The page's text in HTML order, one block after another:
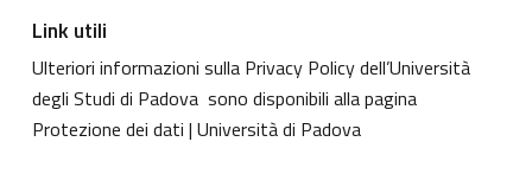
Link utili
Ulteriori informazioni sulla Privacy Policy dell’Università
degli Studi di Padova sono disponibili alla pagina
Protezione dei dati | Università di Padova